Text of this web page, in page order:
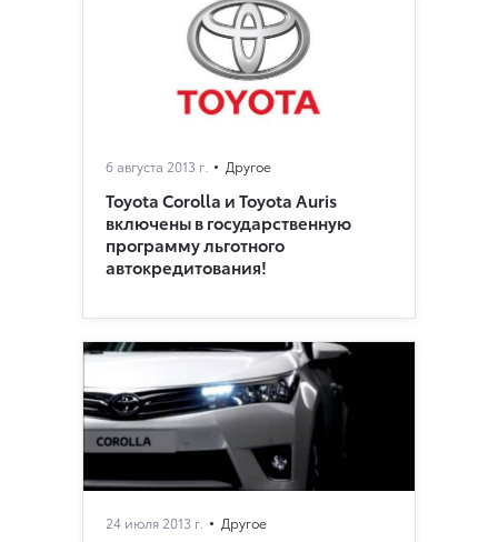
6 августа 2013 г. Другое
Toyota Сorolla и Toyota Auris
включены в государственную
программу льготного
автокредитования!
24 июля 2013 г. Другое